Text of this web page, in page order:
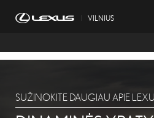
VILNIUS
SUŽINOKITE DAUGIAU APIE